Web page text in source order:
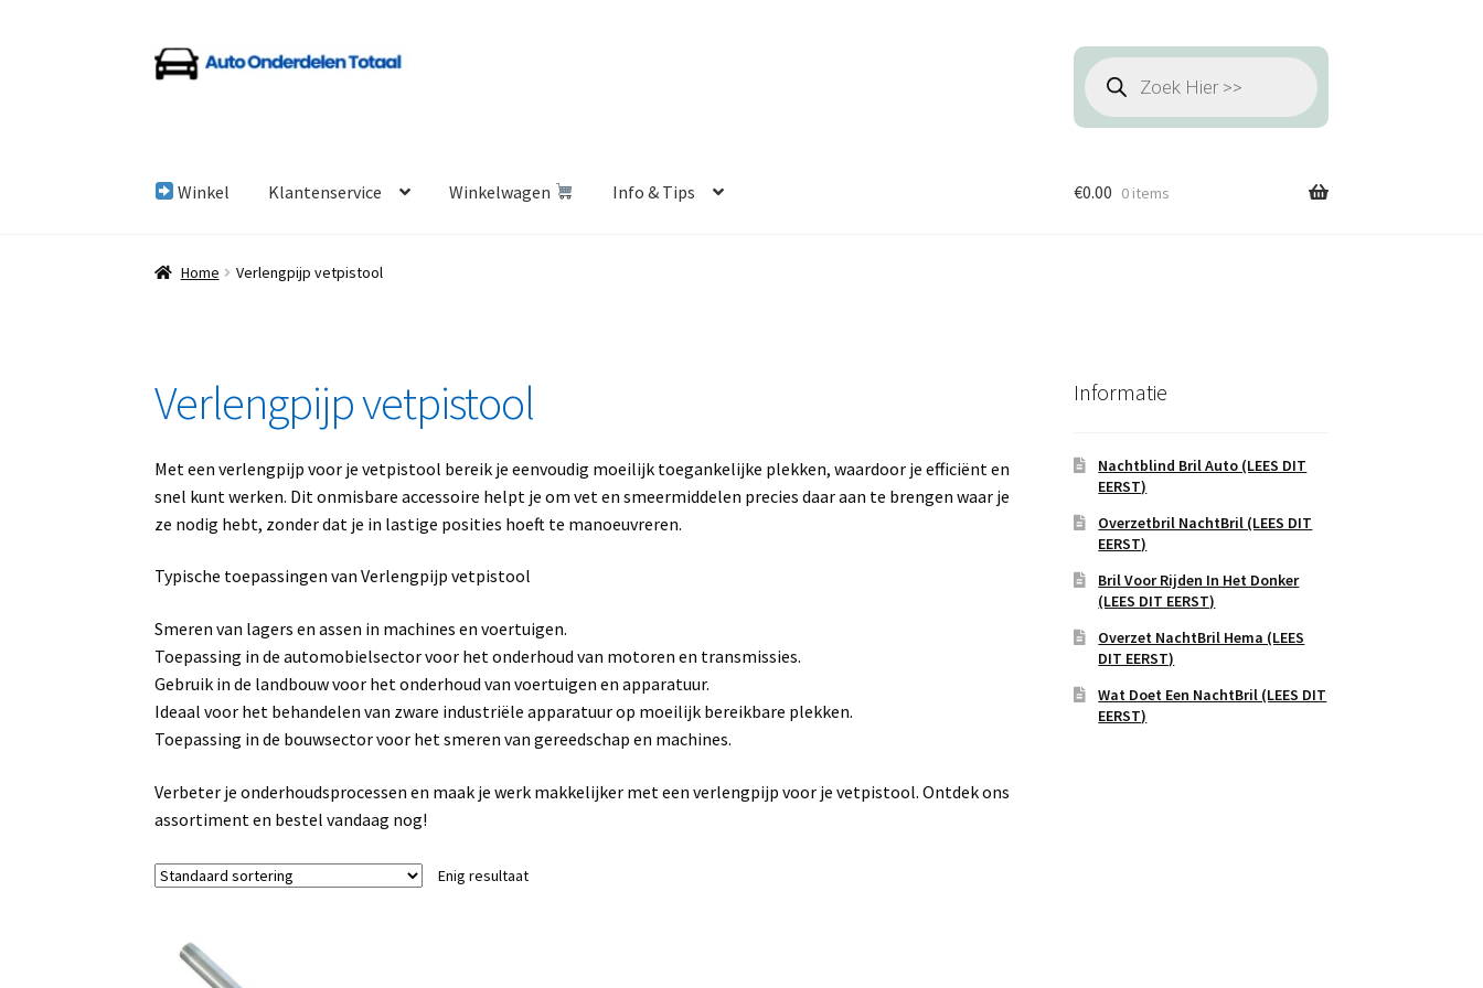
Ga
door
Ga
naar
Producten
zoeken
Winkel Klantenservice Winkelwagen Info & Tips
Home Algemene Voorwaarden
€0.00 0 items
Home Verlengpijp vetpistool
Verlengpijp vetpistool
Met een verlengpijp voor je vetpistool bereik je eenvoudig moeilijk toegankelijke plekken, waardoor je efficiënt en
snel kunt werken. Dit onmisbare accessoire helpt je om vet en smeermiddelen precies daar aan te brengen waar je
ze nodig hebt, zonder dat je in lastige posities hoeft te manoeuvreren.
Typische toepassingen van Verlengpijp vetpistool
Smeren van lagers en assen in machines en voertuigen.
Toepassing in de automobielsector voor het onderhoud van motoren en transmissies.
Gebruik in de landbouw voor het onderhoud van voertuigen en apparatuur.
Ideaal voor het behandelen van zware industriële apparatuur op moeilijk bereikbare plekken.
Toepassing in de bouwsector voor het smeren van gereedschap en machines.
Verbeter je onderhoudsprocessen en maak je werk makkelijker met een verlengpijp voor je vetpistool. Ontdek ons
assortiment en bestel vandaag nog!
Enig resultaat
Informatie
Nachtblind Bril Auto (LEES DIT
EERST)
Overzetbril NachtBril (LEES DIT
EERST)
Bril Voor Rijden In Het Donker
(LEES DIT EERST)
Overzet NachtBril Hema (LEES
DIT EERST)
Wat Doet Een NachtBril (LEES DIT
EERST)